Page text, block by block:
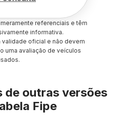
referenciais e têm
informativa.
oficial e não devem
uma avaliação de veículos
de outras versões
Fipe